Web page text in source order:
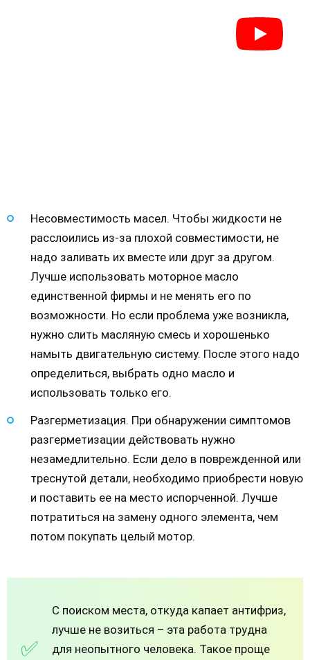
Несовместимость масел. Чтобы жидкости не
расслоились из-за плохой совместимости, не
надо заливать их вместе или друг за другом.
Лучше использовать моторное масло
единственной фирмы и не менять его по
возможности. Но если проблема уже возникла,
нужно слить масляную смесь и хорошенько
намыть двигательную систему. После этого надо
определиться, выбрать одно масло и
использовать только его.
Разгерметизация. При обнаружении симптомов
разгерметизации действовать нужно
незамедлительно. Если дело в поврежденной или
треснутой детали, необходимо приобрести новую
и поставить ее на место испорченной. Лучше
потратиться на замену одного элемента, чем
потом покупать целый мотор.
С поиском места, откуда капает антифриз,
лучше не возиться – эта работа трудна
для неопытного человека. Такое проще